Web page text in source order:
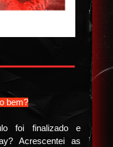
bem?
foi finalizado e
Acrescentei as